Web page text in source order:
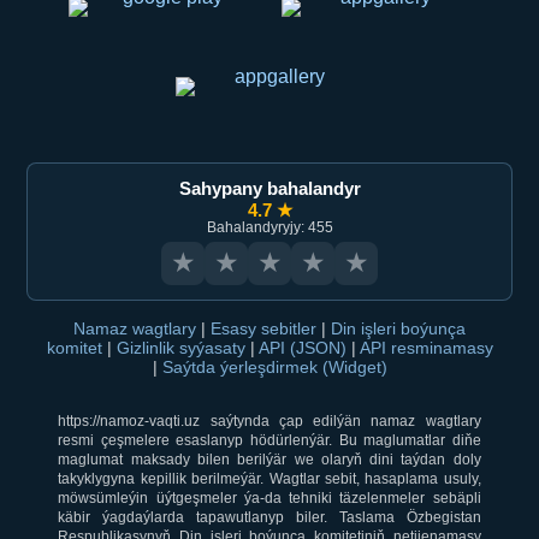
Sahypany bahalandyr
4.7 ★
Bahalandyryjy: 455
★ ★ ★ ★ ★
Namaz wagtlary | Esasy sebitler | Din işleri boýunça
komitet | Gizlinlik syýasaty | API (JSON) | API resminamasy
| Saýtda ýerleşdirmek (Widget)
https://namoz-vaqti.uz saýtynda çap edilýän namaz wagtlary
resmi çeşmelere esaslanyp hödürlenýär. Bu maglumatlar diňe
maglumat maksady bilen berilýär we olaryň dini taýdan doly
takyklygyna kepillik berilmeýär. Wagtlar sebit, hasaplama usuly,
möwsümleýin üýtgeşmeler ýa-da tehniki täzelenmeler sebäpli
käbir ýagdaýlarda tapawutlanyp biler. Taslama Özbegistan